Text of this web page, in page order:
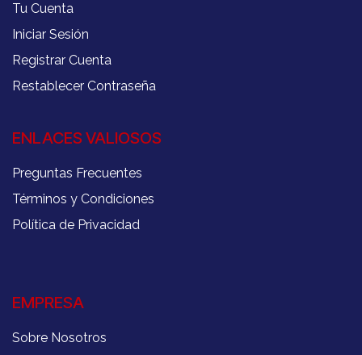
Tu Cuenta
Iniciar Sesión
Registrar Cuenta
Restablecer Contraseña
ENLACES VALIOSOS
Preguntas Frecuentes
Términos y Condiciones
Política de Privacidad
EMPRESA
Sobre Nosotros